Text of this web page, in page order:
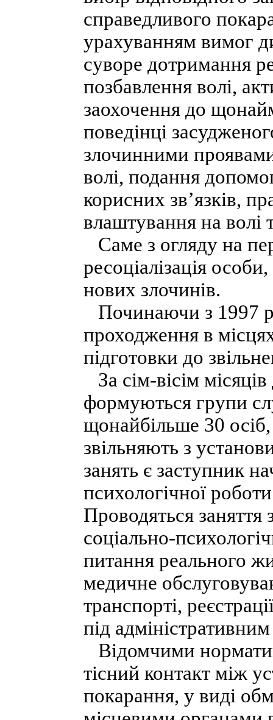
справедливого
урахуванням вимог
суворе дотримання
позбавлення волі,
заохочення до
поведінці
злочинними
волі, подання
корисних зв’язків,
влаштування на волі
Саме з огляду на
ресоціалізація
нових злочинів.
Починаючи з 1997
проходження в
підготовки до
За сім-вісім
формуються групи
щонайбільше 30 осіб,
звільняють з
занять є заступник
психологічної
Проводяться заняття
соціально-
питання реального
медичне
транспорті,
під
Відомчими
тісний контакт між
покарання, у виді